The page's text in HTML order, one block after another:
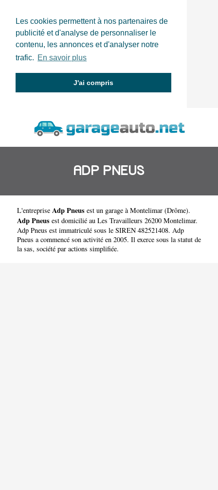
Les cookies permettent à nos partenaires de
publicité et d'analyse de personnaliser le
contenu, les annonces et d'analyser notre
trafic. En savoir plus
J'ai compris
ADP PNEUS
L'entreprise Adp Pneus est un garage à Montelimar (Drôme).
Adp Pneus est domicilié au Les Travailleurs 26200 Montelimar.
Adp Pneus est immatriculé sous le SIREN 482521408. Adp
Pneus a commencé son activité en 2005. Il exerce sous la statut de
la sas, société par actions simplifiée.